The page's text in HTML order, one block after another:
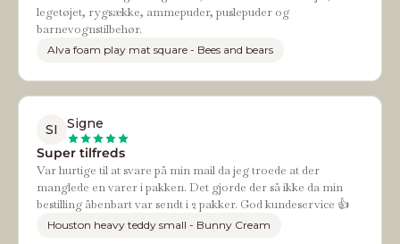
legetøjet, rygsække, ammepuder, puslepuder og
barnevognstilbehør.
Alva foam play mat square - Bees and bears
SI
Signe
Super tilfreds
Var hurtige til at svare på min mail da jeg troede at der
manglede en varer i pakken. Det gjorde der så ikke da min
bestilling åbenbart var sendt i 2 pakker. God kundeservice 👍
Houston heavy teddy small - Bunny Cream